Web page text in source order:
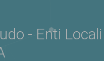
- Enti Locali